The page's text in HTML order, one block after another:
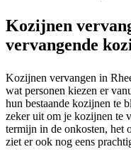
Kozijnen
vervangende
Kozijnen vervangen in
wat personen kiezen er
hun bestaande kozijnen te
zeker uit om je kozijnen te
termijn in de onkosten, het
ziet er ook nog eens